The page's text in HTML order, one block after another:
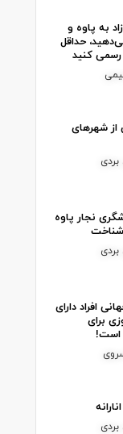
به پاوه و
حداقل
رسمی کنید
از شهرهای
نجار پاوه
شناخت
افراد دارای
برای